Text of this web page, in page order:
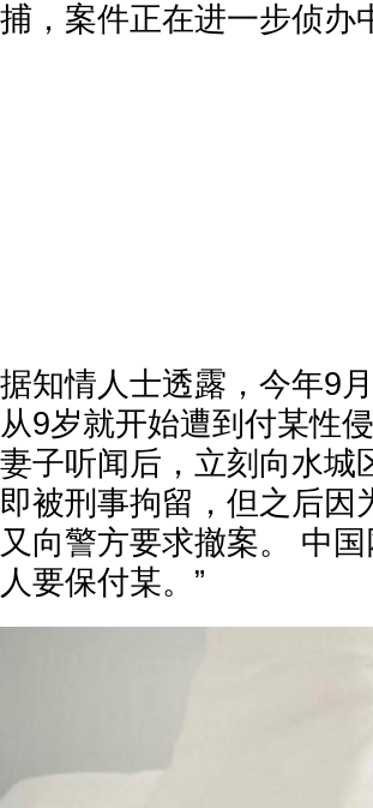
捕，案件正在进一步侦办
据知情人士透露，今年9
从9岁就开始遭到付某性
妻子听闻后，立刻向水城
即被刑事拘留，但之后因
又向警方要求撤案。 中
人要保付某。”